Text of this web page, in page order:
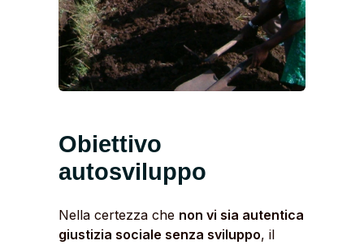
Obiettivo
autosviluppo
Nella certezza che non vi sia autentica
giustizia sociale senza sviluppo, il